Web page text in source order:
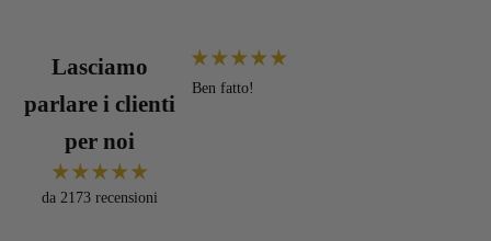
Lasciamo
parlare i clienti
per noi
da 2173 recensioni
Ben fatto!